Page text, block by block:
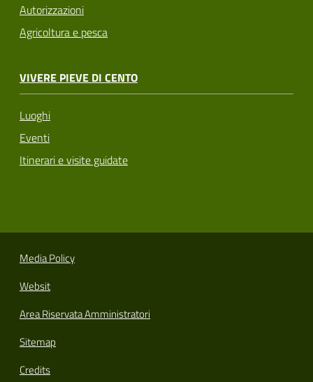
Autorizzazioni
Agricoltura e pesca
VIVERE PIEVE DI CENTO
Luoghi
Eventi
Itinerari e visite guidate
Media Policy
Websit
Area Riservata Amministratori
Sitemap
Credits